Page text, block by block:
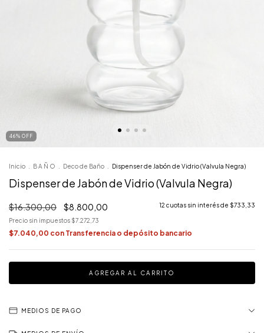
46% OFF
Inicio B A Ñ O Deco de Baño Dispenser de Jabón de Vidrio (Valvula Negra)
Dispenser de Jabón de Vidrio (Valvula Negra)
$16.300,00 $8.800,00 12 cuotas sin interés de $733,33
Precio sin impuestos $7.272,73
$7.040,00 con Transferencia o depósito bancario
MEDIOS DE PAGO